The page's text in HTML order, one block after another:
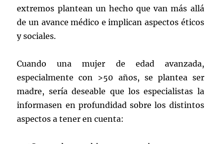
extremos plantean un hecho que van más allá
de un avance médico e implican aspectos éticos
y sociales.
Cuando una mujer de edad avanzada,
especialmente con >50 años, se plantea ser
madre, sería deseable que los especialistas la
informasen en profundidad sobre los distintos
aspectos a tener en cuenta: